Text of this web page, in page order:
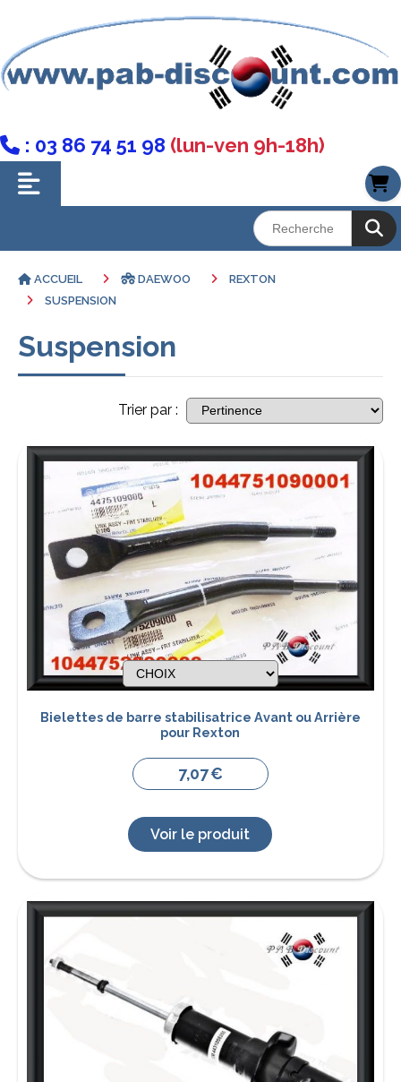
 : 03 86 74 51 98 (lun-ven 9h-18h)
ACCUEIL DAEWOO
REXTON
SUSPENSION
Suspension
Trier par :
Bielettes de barre stabilisatrice Avant ou Arrière
pour Rexton
7,07€
Voir le produit